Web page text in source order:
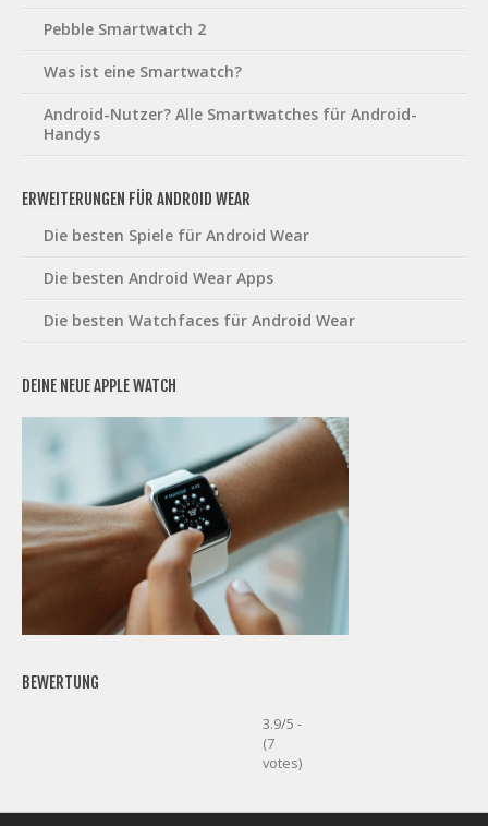
Pebble Smartwatch 2
Was ist eine Smartwatch?
Android-Nutzer? Alle Smartwatches für Android-
Handys
ERWEITERUNGEN FÜR ANDROID WEAR
Die besten Spiele für Android Wear
Die besten Android Wear Apps
Die besten Watchfaces für Android Wear
DEINE NEUE APPLE WATCH
BEWERTUNG
3.9/5 -
(7
votes)